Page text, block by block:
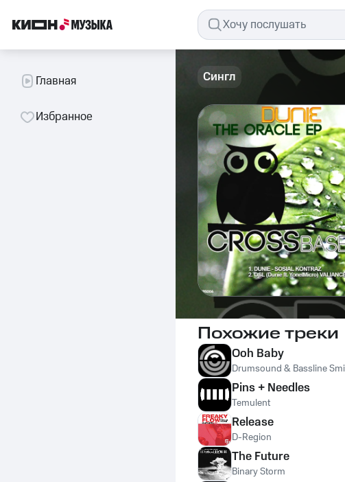
Главная
Избранное
Сингл
Похожие треки
Ooh Baby
Drumsound & Bassline
Pins + Needles
Temulent
Release
D-Region
The Future
Binary Storm